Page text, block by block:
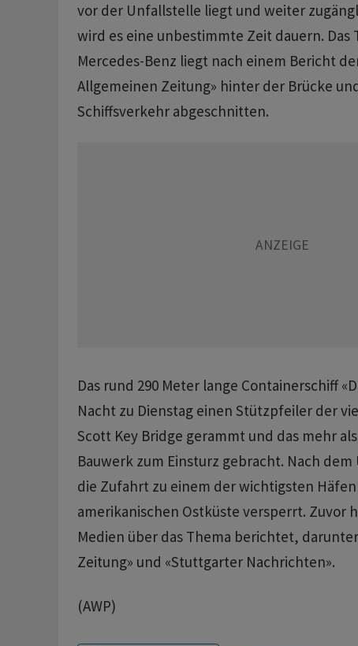
vor der Unfallstelle liegt und weiter
wird es eine unbestimmte Zeit dauern. Das
Mercedes-Benz liegt nach einem Bericht
Allgemeinen Zeitung» hinter der Brücke
Schiffsverkehr abgeschnitten.
Das rund 290 Meter lange Containerschiff
Nacht zu Dienstag einen Stützpfeiler der
Scott Key Bridge gerammt und das mehr
Bauwerk zum Einsturz gebracht. Nach
die Zufahrt zu einem der wichtigsten
amerikanischen Ostküste versperrt. Zuvor
Medien über das Thema berichtet,
Zeitung» und «Stuttgarter Nachrichten».
(AWP)